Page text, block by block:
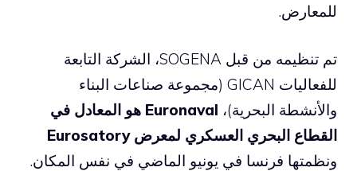
للمعارض.
تم تنظيمه من قبل SOGENA، الشركة التابعة
للفعاليات GICAN (مجموعة صناعات البناء
والأنشطة البحرية)،
Euronaval هو المعادل في
القطاع البحري العسكري لمعرض Eurosatory
ونظمتها فرنسا في يونيو الماضي في نفس المكان.